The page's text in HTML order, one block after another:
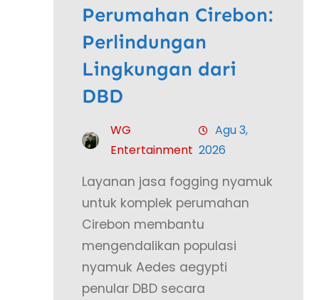
Perumahan Cirebon:
Perlindungan
Lingkungan dari
DBD
WG
Entertainment
Agu 3,
2026
Layanan jasa fogging nyamuk
untuk komplek perumahan
Cirebon membantu
mengendalikan populasi
nyamuk Aedes aegypti
penular DBD secara